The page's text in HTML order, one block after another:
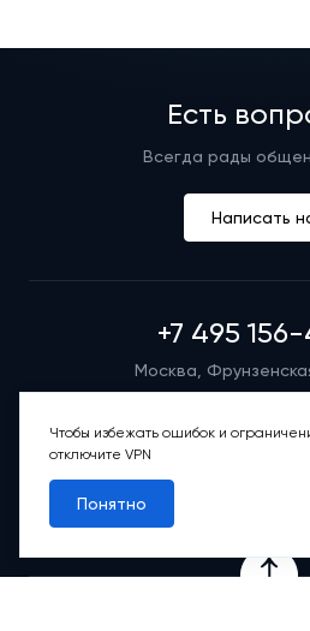
Есть
Всегда рады
Написать
+7 495
Москва,
Режим работы группы
Пн-вс: 9:00 –
Чтобы избежать ошибок и
отключите VPN
Понятно